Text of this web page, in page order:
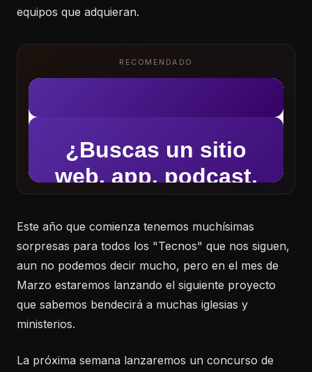
equipos que adquieran.
RECOMENDADO
Este año que comienza tenemos muchísimas
sorpresas para todos los "Tecnos" que nos siguen,
aun no podemos decir mucho, pero en el mes de
Marzo estaremos lanzando el siguiente proyecto
que sabemos bendecirá a muchas iglesias y
ministerios.
La próxima semana lanzaremos un concurso de